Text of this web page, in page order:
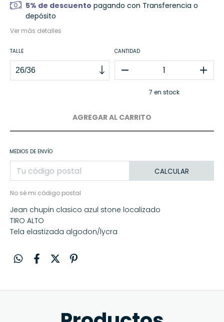
5% de descuento pagando con Transferencia o
depósito
Ver más detalles
TALLE CANTIDAD
7 en stock
MEDIOS DE ENVÍO
CALCULAR
No sé mi código postal
Jean chupin clasico azul stone localizado
TIRO ALTO
Tela elastizada algodon/lycra